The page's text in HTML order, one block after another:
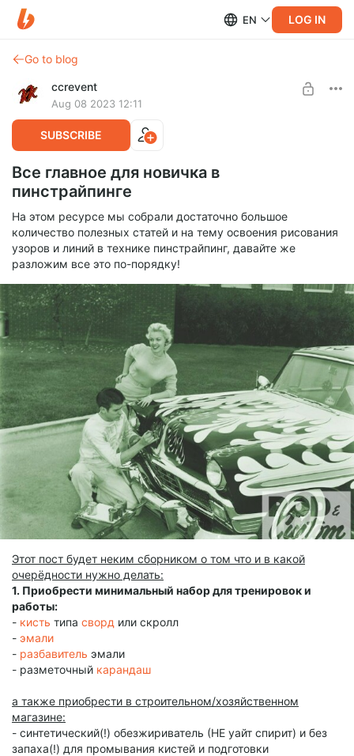
EN LOG IN
Go to blog
ccrevent
Aug 08 2023 12:11
SUBSCRIBE
Все главное для новичка в
пинстрайпинге
На этом ресурсе мы собрали достаточно большое
количество полезных статей и на тему освоения рисования
узоров и линий в технике пинстрайпинг, давайте же
разложим все это по-порядку!
Этот пост будет неким сборником о том что и в какой
очерёдности нужно делать:
1. Приобрести минимальный набор для тренировок и
работы:
- кисть типа сворд или скролл
- эмали
- разбавитель эмали
- разметочный карандаш
а также приобрести в строительном/хозяйственном
магазине:
- синтетический(!) обезжириватель (НЕ уайт спирит) и без
запаха(!) для промывания кистей и подготовки